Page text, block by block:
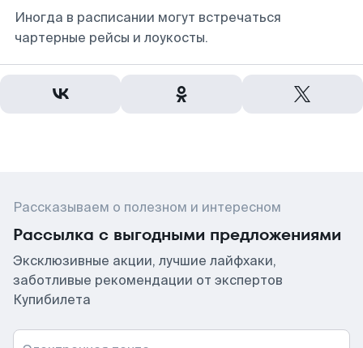
Иногда в расписании могут встречаться
чартерные рейсы и лоукосты.
Рассказываем о полезном и интересном
Рассылка с выгодными предложениями
Эксклюзивные акции, лучшие лайфхаки,
заботливые рекомендации от экспертов
Купибилета